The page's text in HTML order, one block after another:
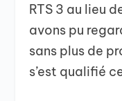
RTS 3 au lieu
avons pu
sans plus de
s’est qualifié